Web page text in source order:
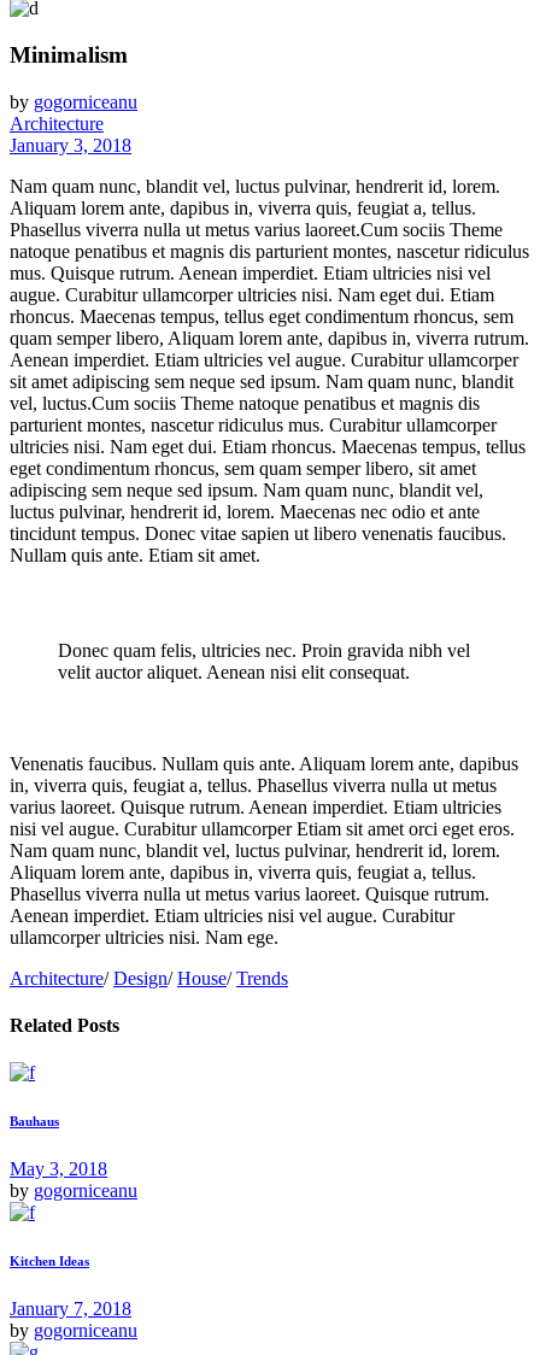
Minimalism
by gogorniceanu
Architecture
January 3, 2018
Nam quam nunc, blandit vel, luctus pulvinar, hendrerit id, lorem.
Aliquam lorem ante, dapibus in, viverra quis, feugiat a, tellus.
Phasellus viverra nulla ut metus varius laoreet.Cum sociis Theme
natoque penatibus et magnis dis parturient montes, nascetur ridiculus
mus. Quisque rutrum. Aenean imperdiet. Etiam ultricies nisi vel
augue. Curabitur ullamcorper ultricies nisi. Nam eget dui. Etiam
rhoncus. Maecenas tempus, tellus eget condimentum rhoncus, sem
quam semper libero, Aliquam lorem ante, dapibus in, viverra rutrum.
Aenean imperdiet. Etiam ultricies vel augue. Curabitur ullamcorper
sit amet adipiscing sem neque sed ipsum. Nam quam nunc, blandit
vel, luctus.Cum sociis Theme natoque penatibus et magnis dis
parturient montes, nascetur ridiculus mus. Curabitur ullamcorper
ultricies nisi. Nam eget dui. Etiam rhoncus. Maecenas tempus, tellus
eget condimentum rhoncus, sem quam semper libero, sit amet
adipiscing sem neque sed ipsum. Nam quam nunc, blandit vel,
luctus pulvinar, hendrerit id, lorem. Maecenas nec odio et ante
tincidunt tempus. Donec vitae sapien ut libero venenatis faucibus.
Nullam quis ante. Etiam sit amet.
Donec quam felis, ultricies nec. Proin gravida nibh vel
velit auctor aliquet. Aenean nisi elit consequat.
Venenatis faucibus. Nullam quis ante. Aliquam lorem ante, dapibus
in, viverra quis, feugiat a, tellus. Phasellus viverra nulla ut metus
varius laoreet. Quisque rutrum. Aenean imperdiet. Etiam ultricies
nisi vel augue. Curabitur ullamcorper Etiam sit amet orci eget eros.
Nam quam nunc, blandit vel, luctus pulvinar, hendrerit id, lorem.
Aliquam lorem ante, dapibus in, viverra quis, feugiat a, tellus.
Phasellus viverra nulla ut metus varius laoreet. Quisque rutrum.
Aenean imperdiet. Etiam ultricies nisi vel augue. Curabitur
ullamcorper ultricies nisi. Nam ege.
Architecture/Design/House/Trends
Related Posts
Bauhaus
May 3, 2018
by gogorniceanu
Kitchen Ideas
January 7, 2018
by gogorniceanu